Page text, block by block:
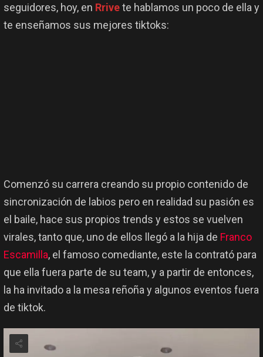
seguidores, hoy, en Rrivete hablamos un poco de ella y
te enseñamos sus mejores tiktoks:
Comenzó su carrera creando su propio contenido de
sincronización de labios pero en realidad su pasión es
el baile, hace sus propios trends y estos se vuelven
virales, tanto que, uno de ellos llegó a la hija de Franco
Escamilla, el famoso comediante, este la contrató para
que ella fuera parte de su team, y a partir de entonces,
la ha invitado a la mesa reñoña y algunos eventos fuera
de tiktok.